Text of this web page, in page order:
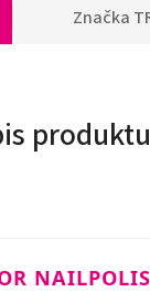
Značka
produktu